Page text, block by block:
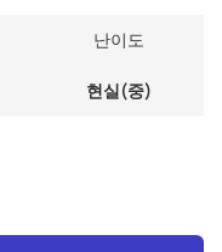
난이도
현실(중)